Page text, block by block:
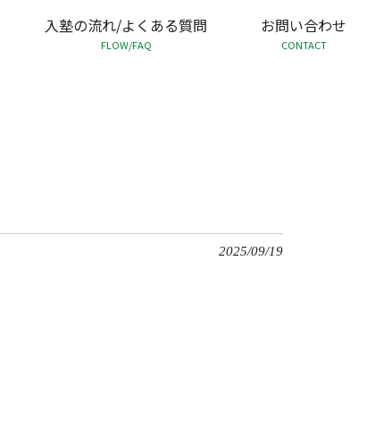
入塾の流れ/よくある質問
FLOW/FAQ
お問い合わせ
CONTACT
2025/09/19